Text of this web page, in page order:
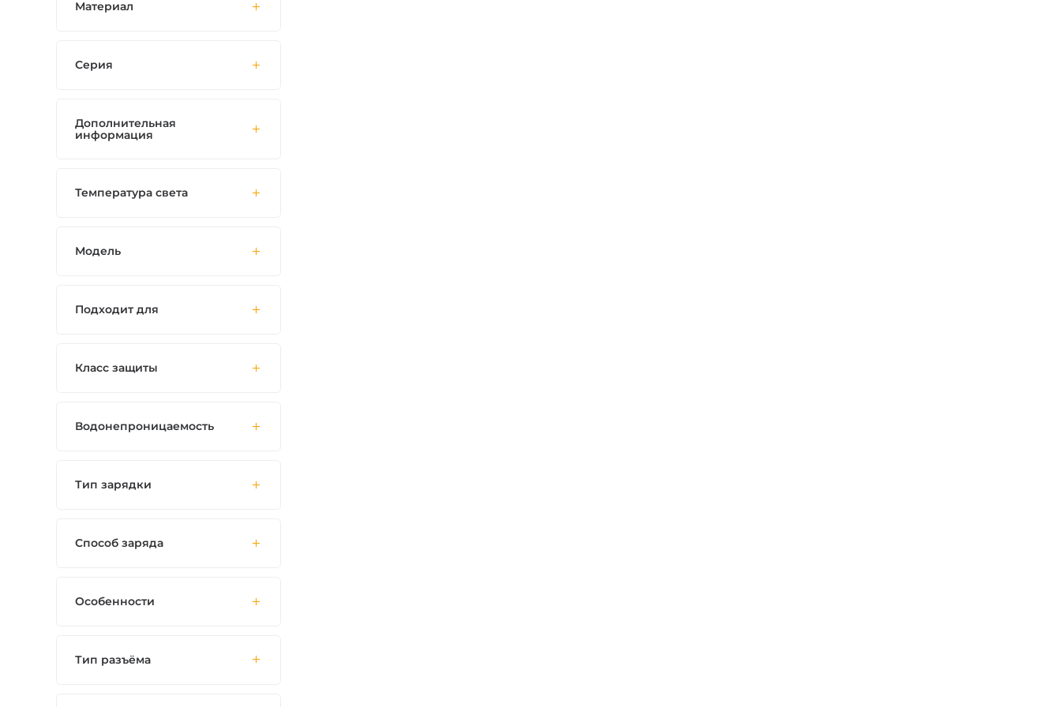
Материал
Серия
Дополнительная
информация
Температура света
Модель
Подходит для
Класс защиты
Водонепроницаемость
Тип зарядки
Способ заряда
Особенности
Тип разъёма